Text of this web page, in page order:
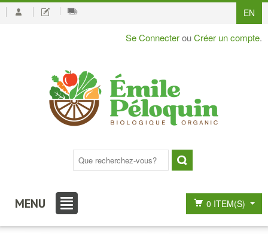
EN
Se ConnecterouCréer un compte.
MENU 0 ITEM(S)